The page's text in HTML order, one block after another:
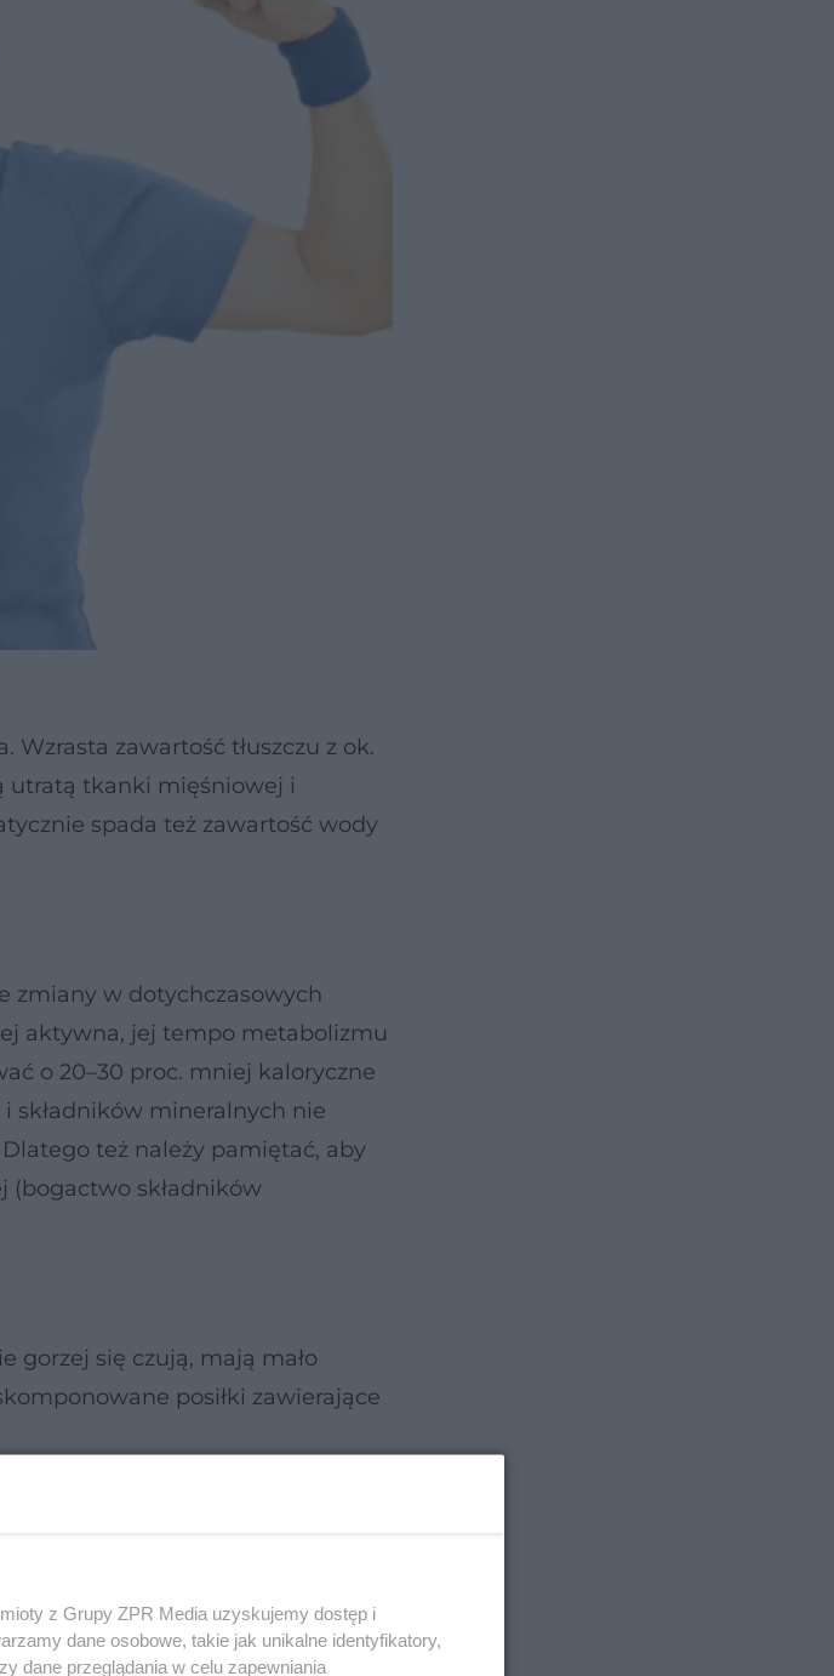
Wzrasta zawartość tłuszczu z ok.
utratą tkanki mięśniowej i
spada też zawartość wody
zmiany w dotychczasowych
aktywna, jej tempo metabolizmu
o 20–30 proc. mniej kaloryczne
składników mineralnych nie
też należy pamiętać, aby
(bogactwo składników
gorzej się czują, mają mało
posiłki zawierające
z Grupy ZPR Media uzyskujemy dostęp i
dane osobowe, takie jak unikalne identyfikatory,
dane przeglądania w celu zapewniania